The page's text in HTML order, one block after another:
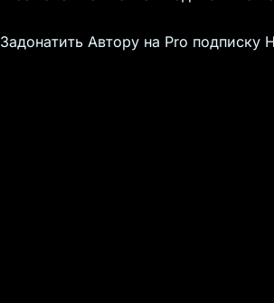
Задонатить Автору на Pro подписку